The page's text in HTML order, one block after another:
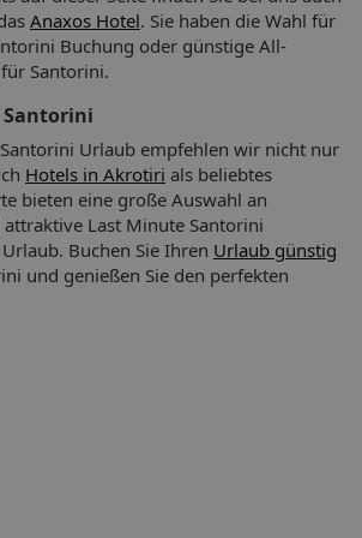
WC
Kaffee-/Teezubereiter, Minikühlschrank,
Wasserkocher
möbliert
individuell regulierbar
+ Kinder): 2+0, max.
+ Kinder): 2+1, 3+0
38 qm
Anaxos Hotel. Sie haben die Wahl für
Buchung oder günstige All-
Santorini.
Urlaub empfehlen wir nicht nur
Hotels in Akrotiri als beliebtes
bieten eine große Auswahl an
attraktive Last Minute Santorini
Buchen Sie Ihren Urlaub günstig
und genießen Sie den perfekten